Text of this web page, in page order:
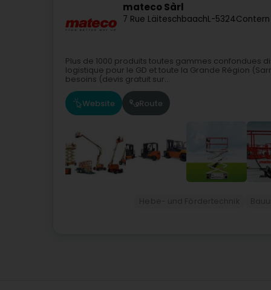
mateco Sàrl
7 Rue LäiteschbaachL-5324
Plus de 1000 produits toutes gammes confondues
logistique pour le GD et toute la Grande Région
besoins (devis gratuit sur...
Website Route